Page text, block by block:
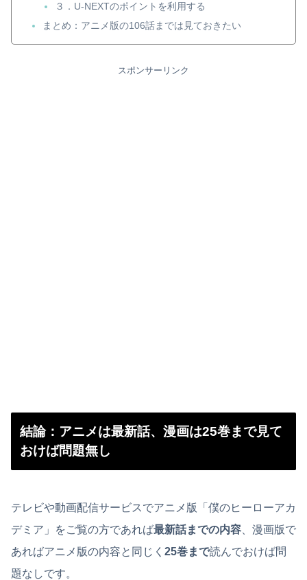
３．U-NEXTのポイントを利用する
まとめ：アニメ版の106話までは見ておきたい
スポンサーリンク
結論：アニメは最新話、漫画は25巻まで見て
おけば問題無し
テレビや動画配信サービスでアニメ版「僕のヒーローアカ
デミア」をご覧の方であれば最新話までの内容 、漫画版で
あればアニメ版の内容と同じく 25巻まで読んでおけば問
題なしです。